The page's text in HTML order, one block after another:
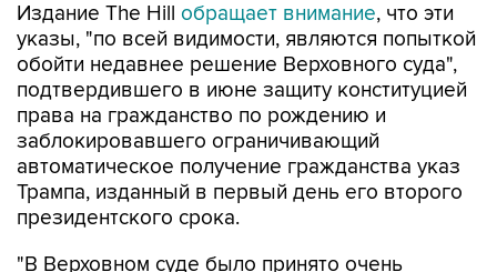
Издание The Hill обращает внимание, что эти
указы, "по всей видимости, являются попыткой
обойти недавнее решение Верховного суда",
подтвердившего в июне защиту конституцией
права на гражданство по рождению и
заблокировавшего ограничивающий
автоматическое получение гражданства указ
Трампа, изданный в первый день его второго
президентского срока.
"В Верховном суде было принято очень